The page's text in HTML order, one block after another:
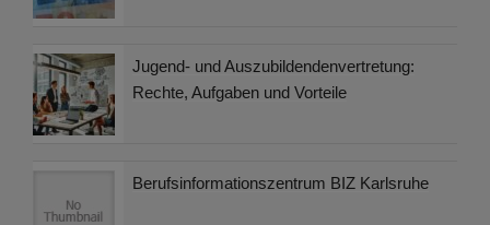
Jugend- und Auszubildendenvertretung:
Rechte, Aufgaben und Vorteile
Berufsinformationszentrum BIZ Karlsruhe